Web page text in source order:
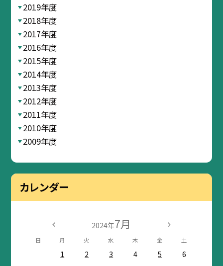
2019年度
2018年度
2017年度
2016年度
2015年度
2014年度
2013年度
2012年度
2011年度
2010年度
2009年度
カレンダー
2024年7月
日 月 火 水 木 金 土
1 2 3 4 5
6